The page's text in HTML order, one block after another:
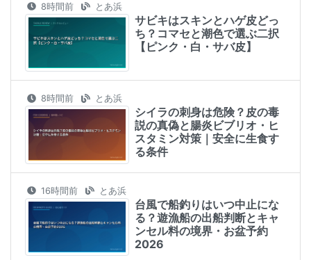
8時間前 とあ浜
サビキはスキンとハゲ皮どっ
ち？コマセと潮色で選ぶ二択
【ピンク・白・サバ皮】
8時間前 とあ浜
シイラの刺身は危険？皮の毒
説の真偽と腸炎ビブリオ・ヒ
スタミン対策｜安全に生食す
る条件
16時間前 とあ浜
台風で船釣りはいつ中止にな
る？遊漁船の出船判断とキャ
ンセル料の境界・お盆予約
2026